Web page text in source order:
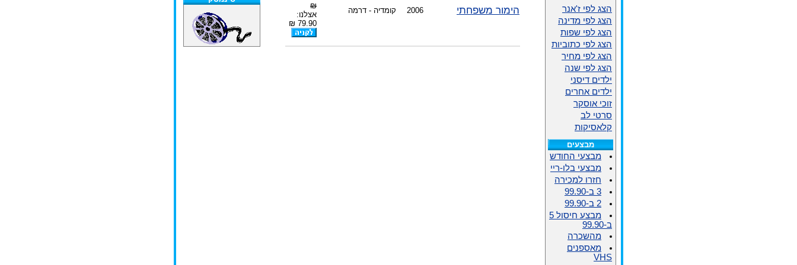
צוות דיוידי מאסטר ישיר. הימור משפחתי 2006 קומדיה - דרמה
₪
אצלנו:
79.90 ₪
הצג לפי ז'אנר
הצג לפי מדינה
הצג לפי שפות
הצג לפי כתוביות
הצג לפי מחיר
הצג לפי שנה
ילדים דיסני
ילדים אחרים
זוכי אוסקר
סרטי לב
קלאסיקות
מבצעים
מבצעי החודש
מבצעי בלו-ריי
חזרו למכירה
3 ב-99.90
2 ב-99.90
מבצע חיסול 5
ב-99.90
מהשכרה
מאספנים
VHS